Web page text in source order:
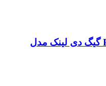
کارت شبکه PCI Express گیگ دی لینک مدل